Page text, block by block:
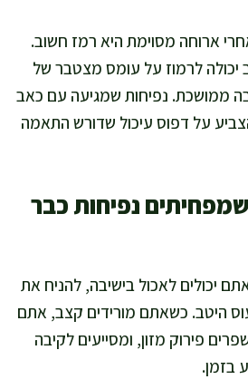
ארוחה מסוימת היא רמז חשוב.
יכולה לרמוז על עומס מצטבר של
ממושכת. נפיחות שמגיעה עם כאב
על דפוס עיכול שדורש התאמה
נפיחות כבר
יכולים לאכול בישיבה, להניח את
היטב. כשאתם מורידים קצב, אתם
פירוק מזון, ומסייעים לקיבה
בזמן.